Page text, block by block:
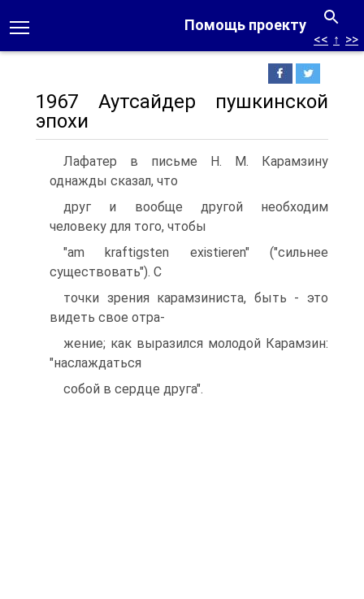
Помощь проекту
<< ↑ >>
1967 Аутсайдер пушкинской
эпохи
Лафатер в письме Н. М. Карамзину
однажды сказал, что
друг и вообще другой необходим
человеку для того, чтобы
"am kraftigsten existieren" ("сильнее
существовать"). С
точки зрения карамзиниста, быть - это
видеть свое отра-
жение; как выразился молодой Карамзин:
"наслаждаться
собой в сердце друга".